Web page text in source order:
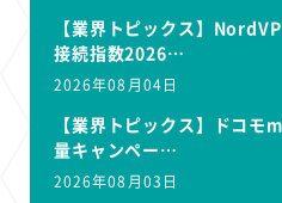
【業界トピックス】
接続指数2026…
2026年08月04日
【業界トピックス】ドコ
量キャンペー…
2026年08月03日